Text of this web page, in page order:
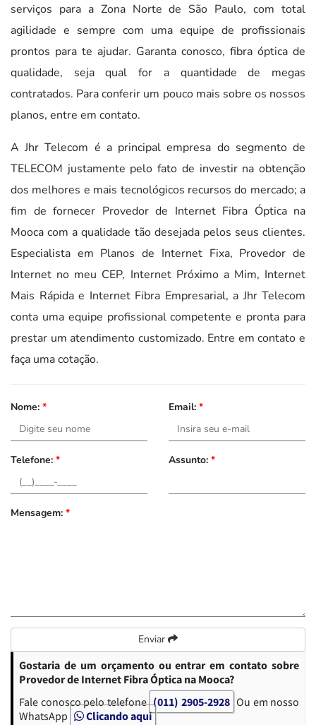
serviços para a Zona Norte de São Paulo, com total
agilidade e sempre com uma equipe de profissionais
prontos para te ajudar. Garanta conosco, fibra óptica de
qualidade, seja qual for a quantidade de megas
contratados. Para conferir um pouco mais sobre os nossos
planos, entre em contato.
A Jhr Telecom é a principal empresa do segmento de
TELECOM justamente pelo fato de investir na obtenção
dos melhores e mais tecnológicos recursos do mercado; a
fim de fornecer Provedor de Internet Fibra Óptica na
Mooca com a qualidade tão desejada pelos seus clientes.
Especialista em Planos de Internet Fixa, Provedor de
Internet no meu CEP, Internet Próximo a Mim, Internet
Mais Rápida e Internet Fibra Empresarial, a Jhr Telecom
conta uma equipe profissional competente e pronta para
prestar um atendimento customizado. Entre em contato e
faça uma cotação.
Nome: * Email: *
Telefone: * Assunto: *
Mensagem: *
Enviar
Gostaria de um orçamento ou entrar em contato sobre
Provedor de Internet Fibra Óptica na Mooca?
Fale conosco pelo telefone (011) 2905-2928 Ou em nosso
WhatsApp
Clicando aqui